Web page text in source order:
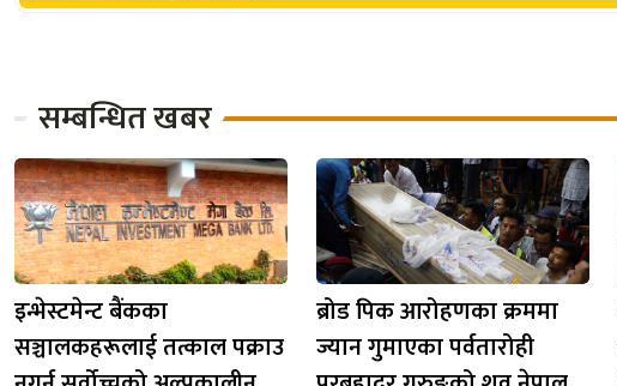
सम्बन्धित खबर
इन्भेस्टमेन्ट बैंकका
सञ्चालकहरूलाई तत्काल पक्राउ
ब्रोड पिक आरोहणका क्रममा
ज्यान गुमाएका पर्वतारोही